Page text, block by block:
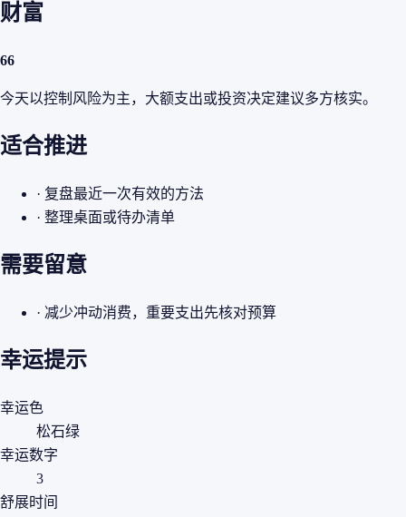
财富
66
今天以控制风险为主，大额支出或投资决定建议多方核实。
适合推进
· 复盘最近一次有效的方法
· 整理桌面或待办清单
需要留意
· 减少冲动消费，重要支出先核对预算
幸运提示
幸运色
松石绿
幸运数字
3
舒展时间